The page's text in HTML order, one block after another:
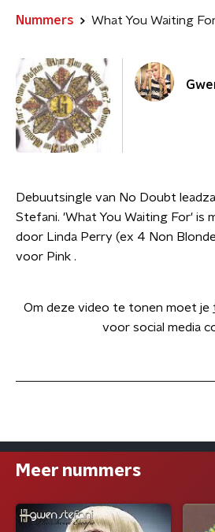
Nummers What You Waiting
Debuutsingle van No Doubt
Stefani. 'What You Waiting For' is
door Linda Perry (ex 4 Non
voor Pink .
Om deze video te tonen moet je
voor social media
Meer nummers